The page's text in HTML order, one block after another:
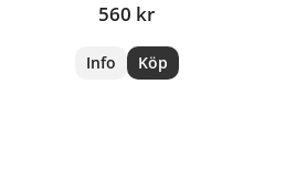
560 kr
Info Köp